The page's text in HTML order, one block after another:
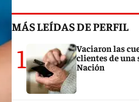
MÁS LEÍDAS DE PERFIL
1
Vaciaron las
clientes de una
Nación